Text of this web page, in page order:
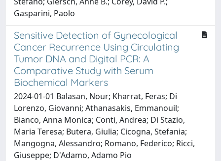
Gasparini, Paolo
Sensitive Detection of Gynecological
Cancer Recurrence Using Circulating
Tumor DNA and Digital PCR: A
Comparative Study with Serum
Biochemical Markers
2024-01-01 Balasan, Nour; Kharrat, Feras; Di
Lorenzo, Giovanni; Athanasakis, Emmanouil;
Bianco, Anna Monica; Conti, Andrea; Di Stazio,
Maria Teresa; Butera, Giulia; Cicogna, Stefania;
Mangogna, Alessandro; Romano, Federico; Ricci,
Giuseppe; D'Adamo, Adamo Pio